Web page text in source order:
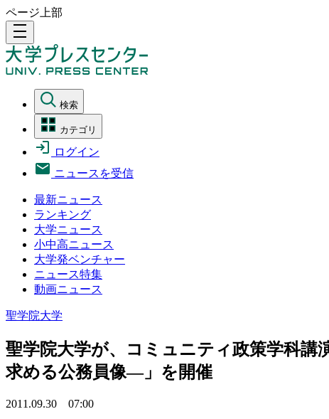
ページ上部
density_medium
検索
カテゴリ
ログイン
ニュースを受信
最新ニュース
ランキング
大学ニュース
小中高ニュース
大学発ベンチャー
ニュース特集
動画ニュース
聖学院大学
聖学院大学が、コミュニティ政策学科
求める公務員像―」を開催
2011.09.30 07:00